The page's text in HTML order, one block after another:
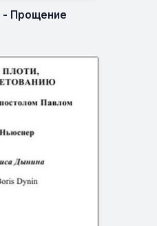
- Прощение